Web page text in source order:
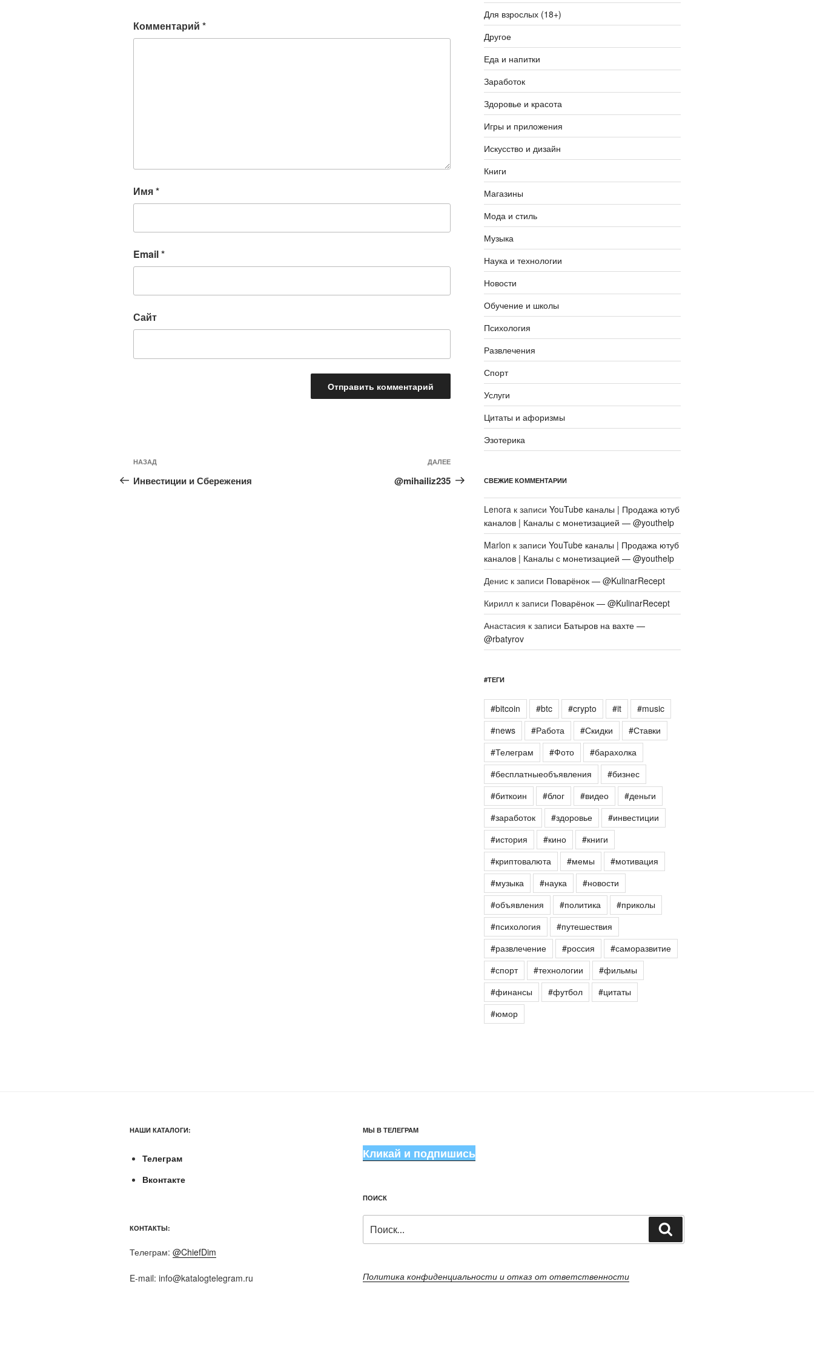
Комментарий *
Имя*
Email*
Сайт
Навигация
по
записям
Предыдущая
запись:
НАЗАД
Инвестиции и Сбережения
Следующая
запись
ДАЛЕЕ
@mihailiz235
Для взрослых (18+)
Другое
Еда и напитки
Заработок
Здоровье и красота
Игры и приложения
Искусство и дизайн
Книги
Магазины
Мода и стиль
Музыка
Наука и технологии
Новости
Обучение и школы
Психология
Развлечения
Спорт
Услуги
Цитаты и афоризмы
Эзотерика
СВЕЖИЕ КОММЕНТАРИИ
Lenoraк записи YouTube каналы | Продажа ютуб
каналов | Каналы с монетизацией — @youthelp
Marlon к записи YouTube каналы | Продажа ютуб
каналов | Каналы с монетизацией — @youthelp
Дениск записи Поварёнок — @KulinarRecept
Кириллк записи Поварёнок — @KulinarRecept
Анастасия к записи Батыров на вахте —
@rbatyrov
#ТЕГИ
#bitcoin #btc #crypto #it
#music
#news
#Работа #Скидки
#Ставки
#Телеграм
#Фото
#барахолка
#бесплатныеобъявления
#бизнес
#биткоин
#блог #видео
#деньги
#заработок
#здоровье
#инвестиции
#история
#кино
#книги
#криптовалюта
#мемы
#мотивация
#музыка
#наука
#новости
#объявления
#политика
#приколы
#психология
#путешествия
#развлечение
#россия
#саморазвитие
#спорт
#технологии
#фильмы
#финансы
#футбол
#цитаты
#юмор
НАШИ КАТАЛОГИ:
Телеграм
Вконтакте
КОНТАКТЫ:
Телеграм: @ChiefDim
E-mail: info@katalogtelegram.ru
МЫ В ТЕЛЕГРАМ
Кликай и подпишись
ПОИСК
Политика конфиденциальности и отказ от ответственности